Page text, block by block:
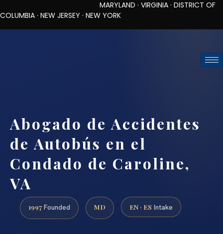
MARYLAND · VIRGINIA · DISTRICT OF
COLUMBIA · NEW JERSEY · NEW YORK
Abogado de Accidentes
de Autobús en el
Condado de Caroline,
VA
1997 Founded MD EN · ES Intake